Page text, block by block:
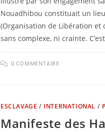
Nouadhibou constituait un
(Organisation de Libération et
sans complexe, ni crainte.
0 COMMENTAIRE
ESCLAVAGE / INTERNATIONAL /
Manifeste des